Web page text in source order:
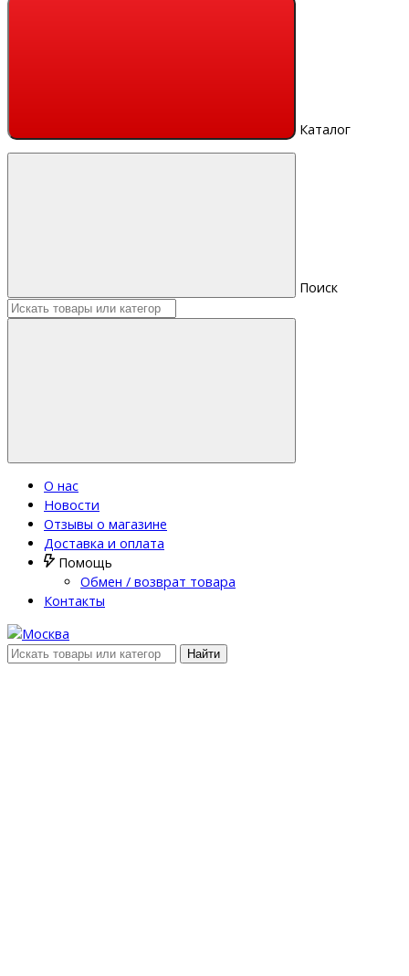
Каталог
Поиск
О нас
Новости
Отзывы о магазине
Доставка и оплата
Помощь
Обмен / возврат товара
Контакты
Найти